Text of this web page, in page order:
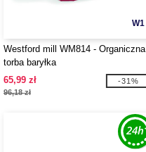
W1
Westford mill WM814 - Organiczna
torba baryłka
65,99 zł
96,18 zł
-31%